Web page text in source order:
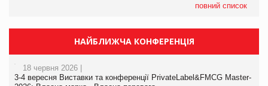
повний список
НАЙБЛИЖЧА КОНФЕРЕНЦІЯ
18 червня 2026 |
3-4 вересня Виставки та конференції PrivateLabel&FMCG Master-